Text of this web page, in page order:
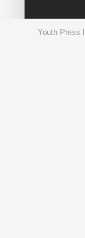
Youth Press